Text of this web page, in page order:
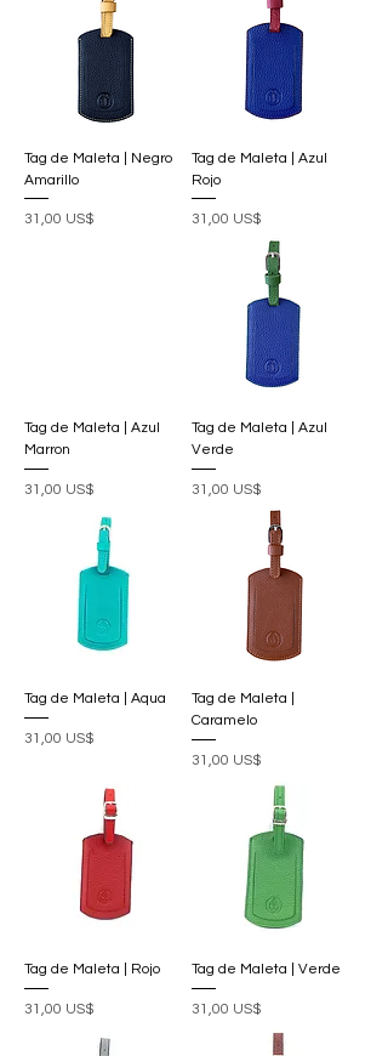
Tag de Maleta | Negro
Amarillo
Precio
31,00 US$
Tag de Maleta | Azul
Rojo
Precio
31,00 US$
Tag de Maleta | Azul
Marron
Precio
31,00 US$
Tag de Maleta | Azul
Verde
Precio
31,00 US$
Tag de Maleta | Aqua
Precio
31,00 US$
Tag de Maleta |
Caramelo
Precio
31,00 US$
Tag de Maleta | Rojo
Precio
31,00 US$
Tag de Maleta | Verde
Precio
31,00 US$